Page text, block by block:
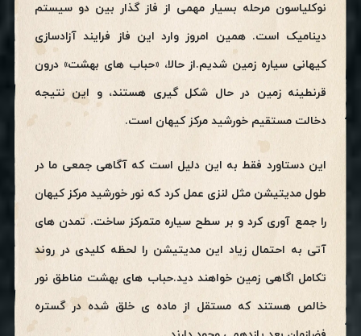
نوکلیاسون مرحله بسیار مهمی از فاز گذار بین دو سیستم
دینامیک است. همین امروز وارد این فاز فرایند آزادسازی
کیهانی سیاره زمین شدیم.از حالا، «حباب های بهشت» درون
قرنطینه زمین در حال شکل گیری هستند، و این نتیجه
دخالت مستقیم خورشید مرکز کیهان است.
این دستاورد فقط به این دلیل است که آگاهی جمعی ما در
طول مدیتیشن مثل لنزی عمل کرد که نور خورشید مرکز کیهان
را جمع آوری کرد و بر سطح سیاره متمرکز ساخت. تمدن های
آتی به احتمال زیاد این مدیتیشن را لحظه کلیدی در روند
تکامل اگاهی زمین خواهند دید.حباب های بهشت مناطق نور
خالص هستند که مستقل از ماده ی خلق شده در گستره